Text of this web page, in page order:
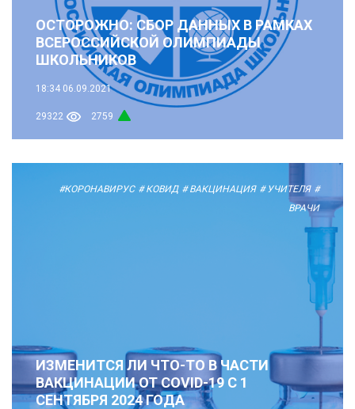
ОСТОРОЖНО: СБОР ДАННЫХ В РАМКАХ
ВСЕРОССИЙСКОЙ ОЛИМПИАДЫ
ШКОЛЬНИКОВ
18:34 06.09.2021
29322 2759
#КОРОНАВИРУС # КОВИД # ВАКЦИНАЦИЯ # УЧИТЕЛЯ #
ВРАЧИ
ИЗМЕНИТСЯ ЛИ ЧТО-ТО В ЧАСТИ
ВАКЦИНАЦИИ ОТ COVID-19 С 1
СЕНТЯБРЯ 2024 ГОДА